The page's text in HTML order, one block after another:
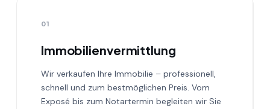
01
Immobilienvermittlung
Wir verkaufen Ihre Immobilie – professionell,
schnell und zum bestmöglichen Preis. Vom
Exposé bis zum Notartermin begleiten wir Sie